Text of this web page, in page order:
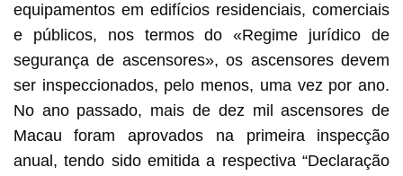
equipamentos em edifícios residenciais, comerciais
e públicos, nos termos do «Regime jurídico de
segurança de ascensores», os ascensores devem
ser inspeccionados, pelo menos, uma vez por ano.
No ano passado, mais de dez mil ascensores de
Macau foram aprovados na primeira inspecção
anual, tendo sido emitida a respectiva “Declaração